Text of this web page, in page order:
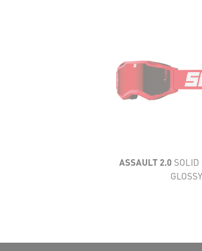
ASSAULT 2.0 SOLID
GLOSSY
CONFORT